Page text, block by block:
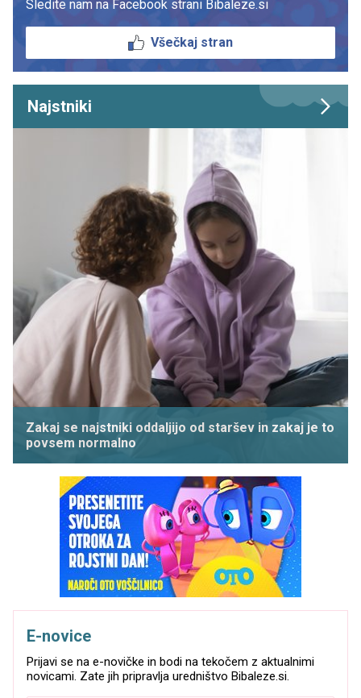
Sledite nam na Facebook strani Bibaleze.si
Všečkaj stran
Najstniki
Zakaj se najstniki oddaljijo od staršev in zakaj je to
povsem normalno
E-novice
Prijavi se na e-novičke in bodi na tekočem z aktualnimi
novicami. Zate jih pripravlja uredništvo Bibaleze.si.